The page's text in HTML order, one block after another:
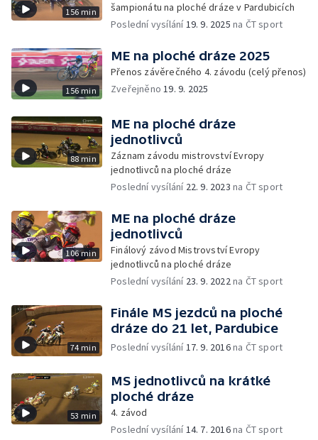
156 min
šampionátu na ploché dráze v Pardubicích
Poslední vysílání19. 9. 2025 na ČT sport
156 min
ME na ploché dráze 2025
Přenos závěrečného 4. závodu (celý přenos)
Zveřejněno19. 9. 2025
88 min
ME na ploché dráze
jednotlivců
Záznam závodu mistrovství Evropy
jednotlivců na ploché dráze
Poslední vysílání 22. 9. 2023 na ČT sport
106 min
ME na ploché dráze
jednotlivců
Finálový závod Mistrovství Evropy
jednotlivců na ploché dráze
Poslední vysílání 23. 9. 2022na ČT sport
74 min
Finále MS jezdců na ploché
dráze do 21 let, Pardubice
Poslední vysílání17. 9. 2016na ČT sport
53 min
MS jednotlivců na krátké
ploché dráze
4. závod
Poslední vysílání14. 7. 2016na ČT sport